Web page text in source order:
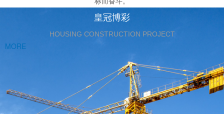
皇冠博彩
HOUSING CONSTRUCTION PROJECT
MORE